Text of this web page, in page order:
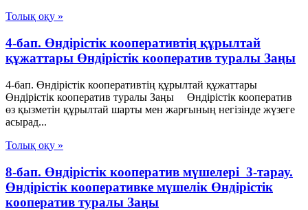
Толық оқу »
4-бап. Өндiрiстiк кооперативтiң құрылтай
құжаттары Өндiрiстiк кооператив туралы Заңы
4-бап. Өндiрiстiк кооперативтiң құрылтай құжаттары
Өндiрiстiк кооператив туралы Заңы Өндiрiстiк кооператив
өз қызметiн құрылтай шарты мен жарғының негiзiнде жүзеге
асырад...
Толық оқу »
8-бап. Өндiрiстiк кооператив мүшелерi 3-тарау.
Өндiрiстiк кооперативке мүшелiк Өндiрiстiк
кооператив туралы Заңы